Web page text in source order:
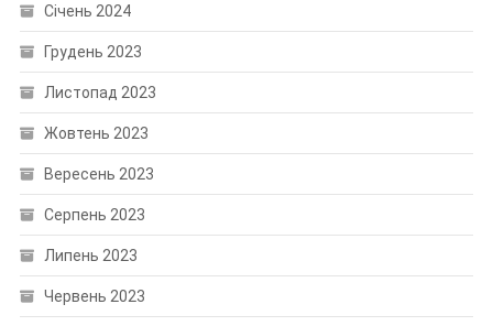
Січень 2024
Грудень 2023
Листопад 2023
Жовтень 2023
Вересень 2023
Серпень 2023
Липень 2023
Червень 2023